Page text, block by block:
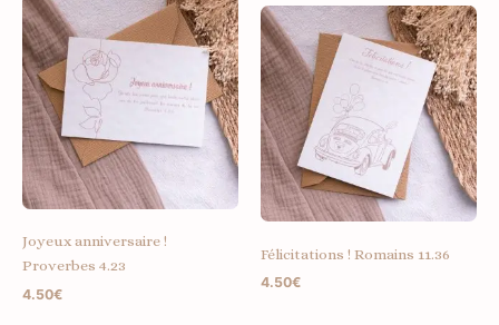
Joyeux anniversaire !
Proverbes 4.23
4.50€
Félicitations ! Romains 11.36
4.50€